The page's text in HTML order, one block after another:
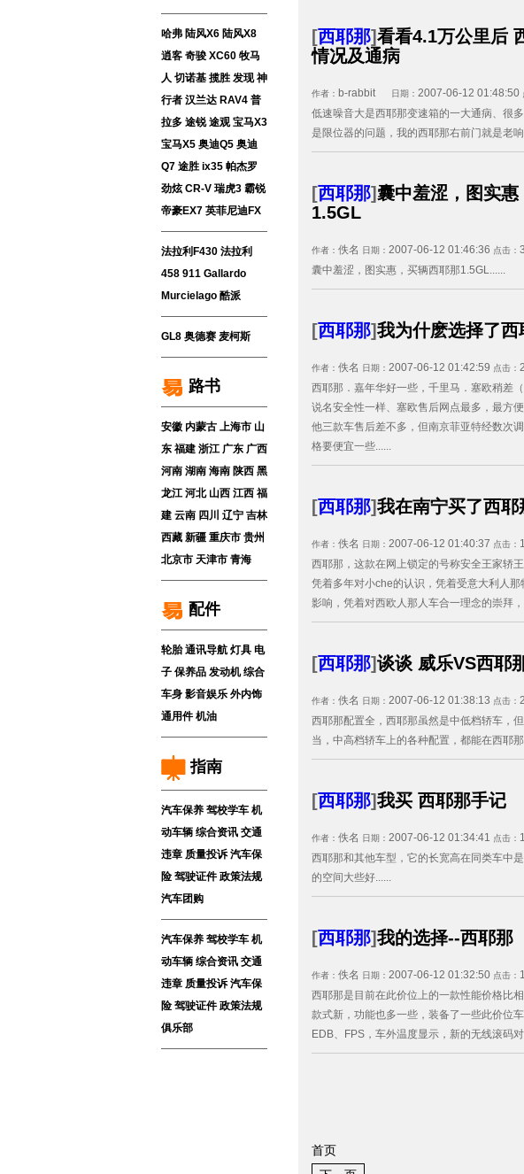
哈弗 陆风X6 陆风X8
逍客 奇骏 XC60 牧马
人 切诺基 揽胜 发现 神
行者 汉兰达 RAV4 普
拉多 途锐 途观 宝马X3
宝马X5 奥迪Q5 奥迪
Q7 途胜 ix35 帕杰罗
劲炫 CR-V 瑞虎3 霸锐
帝豪EX7 英菲尼迪FX
法拉利F430 法拉利
458 911 Gallardo
Murcielago 酷派
GL8 奥德赛 麦柯斯
路书
安徽 内蒙古 上海市 山
东 福建 浙江 广东 广西
河南 湖南 海南 陕西 黑
龙江 河北 山西 江西 福
建 云南 四川 辽宁 吉林
西藏 新疆 重庆市 贵州
北京市 天津市 青海
配件
轮胎 通讯导航 灯具 电
子 保养品 发动机 综合
车身 影音娱乐 外内饰
通用件 机油
指南
汽车保养 驾校学车 机
动车辆 综合资讯 交通
违章 质量投诉 汽车保
险 驾驶证件 政策法规
汽车团购
汽车保养 驾校学车 机
动车辆 综合资讯 交通
违章 质量投诉 汽车保
险 驾驶证件 政策法规
俱乐部
[西耶那]看看4.1万公里后
情况及通病
作者： b-rabbit 日期： 2007-06-12 01:48:50
低速噪音大是西耶那变速箱的一大通病、很
是限位器的问题，我的西耶那右前门就是老
[西耶那] 囊中羞涩，图实
1.5GL
作者： 佚名 日期： 2007-06-12 01:46:36 点击：
囊中羞涩，图实惠，买辆西耶那1.5GL......
[西耶那]我为什麽选择了西
作者： 佚名 日期： 2007-06-12 01:42:59 点击：
西耶那．嘉年华好一些，千里马．塞欧稍差
说名安全性一样、塞欧售后网点最多，最方
他三款车售后差不多，但南京菲亚特经数次
格要便宜一些......
[西耶那]我在南宁买了西耶
作者： 佚名 日期： 2007-06-12 01:40:37 点击：
西耶那，这款在网上锁定的号称安全王家轿
凭着多年对小che的认识，凭着受意大利人那
影响，凭着对西欧人那人车合一理念的崇拜
[西耶那]谈谈 威乐VS西耶
作者： 佚名 日期： 2007-06-12 01:38:13 点击：
西耶那配置全，西耶那虽然是中低档轿车，
当，中高档轿车上的各种配置，都能在西耶
[西耶那]我买 西耶那手记
作者： 佚名 日期： 2007-06-12 01:34:41 点击：
西耶那和其他车型，它的长宽高在同类车中
的空间大些好......
[西耶那]我的选择--西耶那
作者： 佚名 日期： 2007-06-12 01:32:50 点击：
西耶那是目前在此价位上的一款性能价格比
款式新，功能也多一些，装备了一些此价位
EDB、FPS，车外温度显示，新的无线滚码
首页